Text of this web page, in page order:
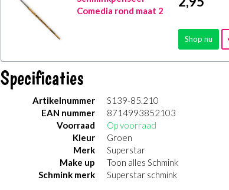
Comedia rond maat 2
Shop nu
Specificaties
Artikelnummer
S139-85.210
EAN nummer
8714993852103
Voorraad
Op voorraad
Kleur
Groen
Merk
Superstar
Make up
Toon alles Schmink
Schmink merk
Superstar schmink